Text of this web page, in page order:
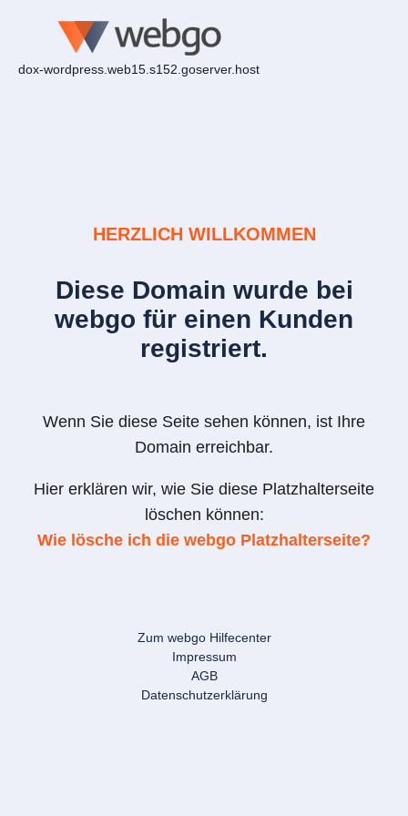
dox-wordpress.web15.s152.goserver.host
HERZLICH WILLKOMMEN
Diese Domain wurde bei
webgo für einen Kunden
registriert.
Wenn Sie diese Seite sehen können, ist Ihre
Domain erreichbar.
Hier erklären wir, wie Sie diese Platzhalterseite
löschen können:
Wie lösche ich die webgo Platzhalterseite?
Zum webgo Hilfecenter
Impressum
AGB
Datenschutzerklärung